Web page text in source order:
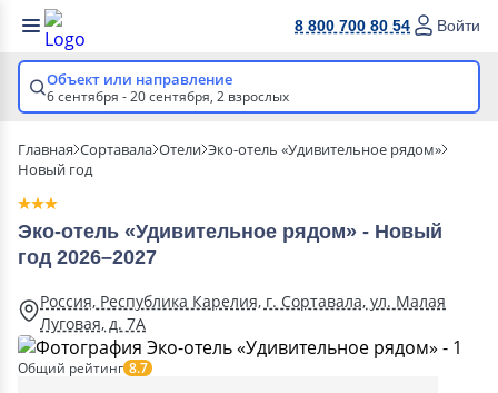
8 800 700 80 54 Войти
Объект или направление
6 сентября - 20 сентября, 2 взрослых
Главная Сортавала Отели Эко-отель «Удивительное рядом»
Новый год
Эко-отель «Удивительное рядом» - Новый
год 2026–2027
Россия, Республика Карелия, г. Сортавала, ул. Малая
Луговая, д. 7А
Общий рейтинг 8.7